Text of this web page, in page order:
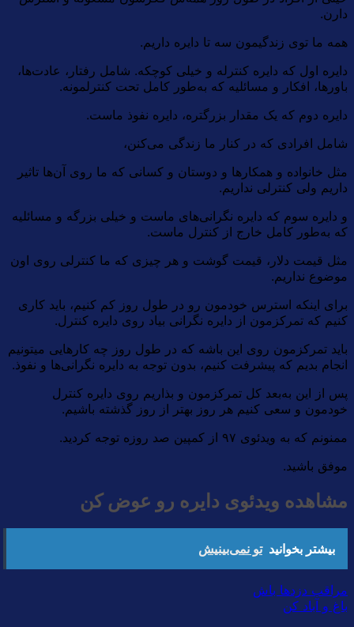
دارن.
همه ما توی زندگیمون سه تا دایره داریم.
دایره اول که دایره کنترله و خیلی کوچکه. شامل رفتار، عادت‌ها،
باورها، افکار و مسائلیه که به‌طور کامل تحت کنترلمونه.
دایره دوم که یک مقدار بزرگتره، دایره نفوذ ماست.
شامل افرادی که در کنار ما زندگی می‌کنن،
مثل خانواده و همکارها و دوستان و کسانی که ما روی آن‌ها تاثیر
داریم ولی کنترلی نداریم.
و دایره سوم که دایره نگرانی‌های ماست و خیلی بزرگه و مسائلیه
که به‌طور کامل خارج از کنترل ماست.
مثل قیمت دلار، قیمت گوشت و هر چیزی که ما کنترلی روی اون
موضوع نداریم.
برای اینکه استرس خودمون رو در طول روز کم کنیم، باید کاری
کنیم که تمرکزمون از دایره نگرانی بیاد روی دایره کنترل.
باید تمرکزمون روی این باشه که در طول روز چه کارهایی میتونیم
انجام بدیم که پیشرفت کنیم، بدون توجه به دایره نگرانی‌ها و نفوذ.
پس از این به‌بعد کل تمرکزمون و بذاریم روی دایره کنترل
خودمون و سعی کنیم هر روز بهتر از روز گذشته باشیم.
ممنونم که به ویدئوی ۹۷ از کمپین صد روزه توجه کردید.
موفق باشید.
مشاهده ویدئوی دایره رو عوض کن
بیشتر بخوانید تو نمی‌بینیش
مراقب دزدها باش
باغ و آباد کن